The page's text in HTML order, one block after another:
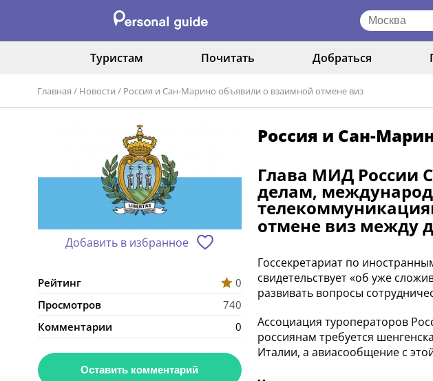
Туристам Почитать Добраться
Главная / Новости / Россия и Сан-Марино объявили о взаимной отмене виз
Добавить в избранное
Рейтинг
0
Просмотров
740
Комментарии
0
Оставить комментарий
Россия и Сан-
Глава МИД России
делам,
отмене виз между
Госсекретариат по
свидетельствует «об уже
развивать вопросы
Ассоциация туроператоров
россиянам требуется
Италии, а авиасообщение с